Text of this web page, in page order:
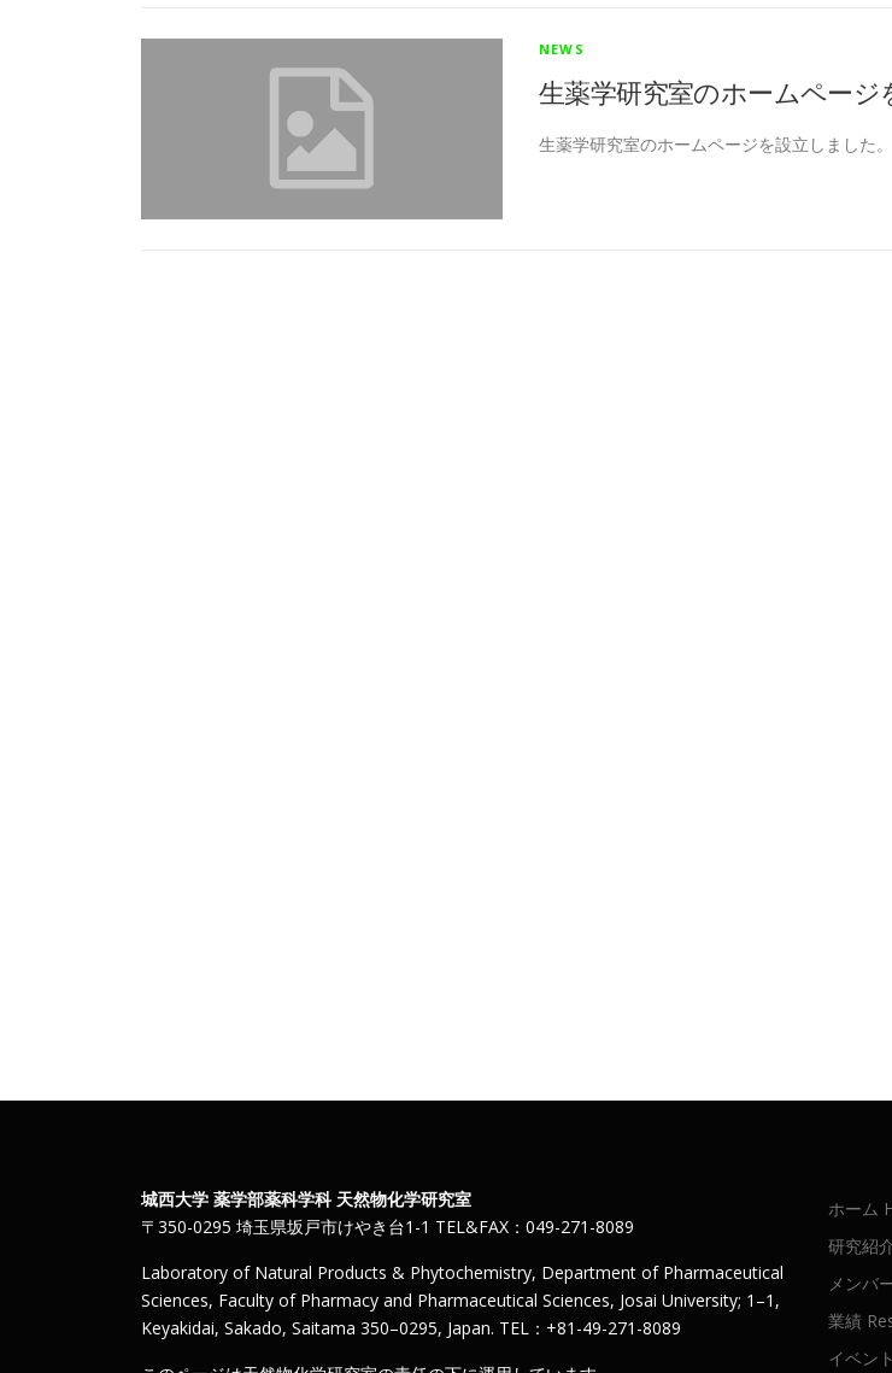
NEWS
生薬学研究室のホームページ
生薬学研究室のホームページを設立しました。
城西大学 薬学部薬科学科 天然物化学研究室
〒350-0295 埼玉県坂戸市けやき台1-1 TEL&FAX：049-271-8089
Laboratory of Natural Products & Phytochemistry, Department of Pharmaceutical
Sciences, Faculty of Pharmacy and Pharmaceutical Sciences, Josai University; 1–1,
Keyakidai, Sakado, Saitama 350–0295, Japan. TEL：+81-49-271-8089
ホーム
研究紹
メンバ
業績
イベント